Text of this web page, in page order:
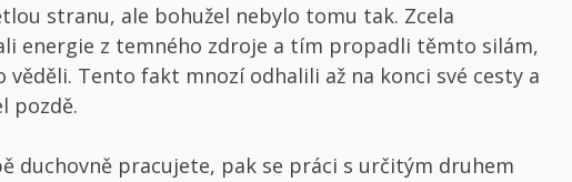
stranu, ale bohužel nebylo tomu tak. Zcela
energie z temného zdroje a tím propadli těmto silám,
věděli. Tento fakt mnozí odhalili až na konci své cesty a
pozdě.
duchovně pracujete, pak se práci s určitým druhem